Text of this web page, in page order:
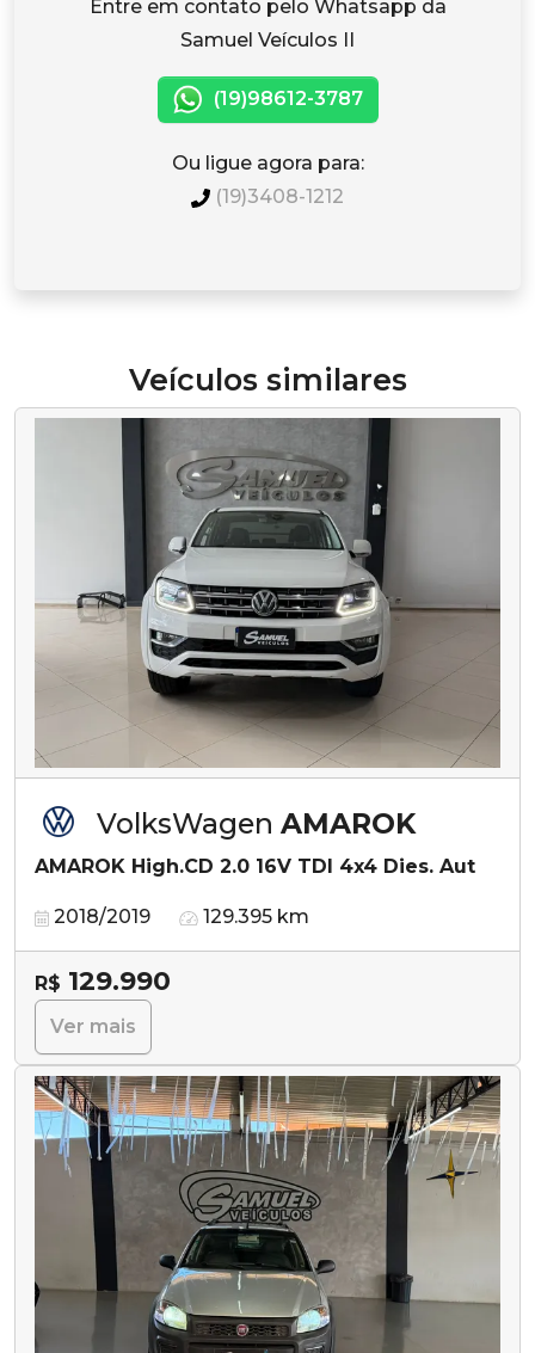
Entre em contato pelo Whatsapp da
Samuel Veículos II
(19)98612-3787
Ou ligue agora para:
(19)3408-1212
Veículos similares
VolksWagen AMAROK
AMAROK High.CD 2.0 16V TDI 4x4 Dies. Aut
2018/2019 129.395 km
R$ 129.990
Ver mais